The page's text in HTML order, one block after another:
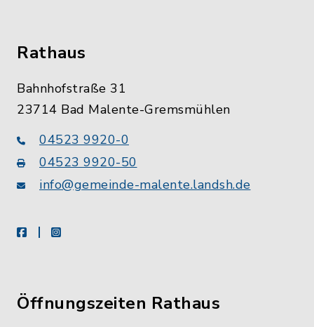
Rathaus
Bahnhofstraße 31
23714 Bad Malente-Gremsmühlen
04523 9920-0
04523 9920-50
info@gemeinde-malente.landsh.de
facebookinstagram
Öffnungszeiten Rathaus